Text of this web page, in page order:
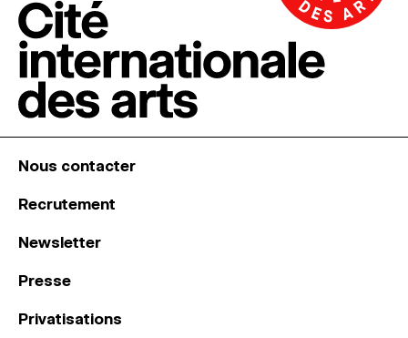
Nous contacter
Recrutement
Newsletter
Presse
Privatisations